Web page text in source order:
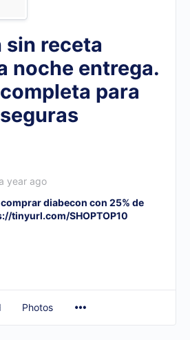
sin receta
noche entrega.
para
year ago
diabecon con 25% de
tinyurl.com/SHOPTOP10
Photos